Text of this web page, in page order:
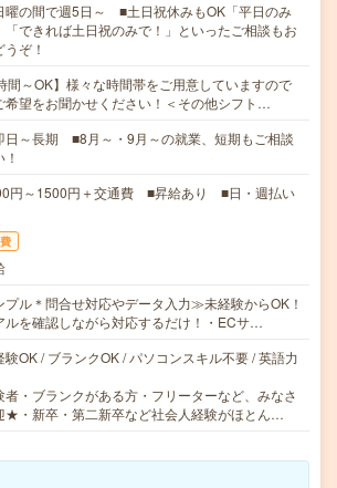
曜の間で週5日～ ■土日祝休みもOK「平日のみ
「できれば土日祝のみで！」といったご相談もお
ぞ！
間～OK】様々な時間帯をご用意していますので
希望をお聞かせください！＜その他シフト…
日～長期 ■8月～・9月～の就業、短期もご相談
円～1500円＋交通費 ■昇給あり ■日・週払い
ル＊問合せ対応やデータ入力≫未経験からOK！
ルを確認しながら対応するだけ！・ECサ…
験OK / ブランクOK / パソコンスキル不要 / 英語力
・ブランクがある方・フリーターなど、みなさ
★・新卒・第二新卒など社会人経験がほとん…